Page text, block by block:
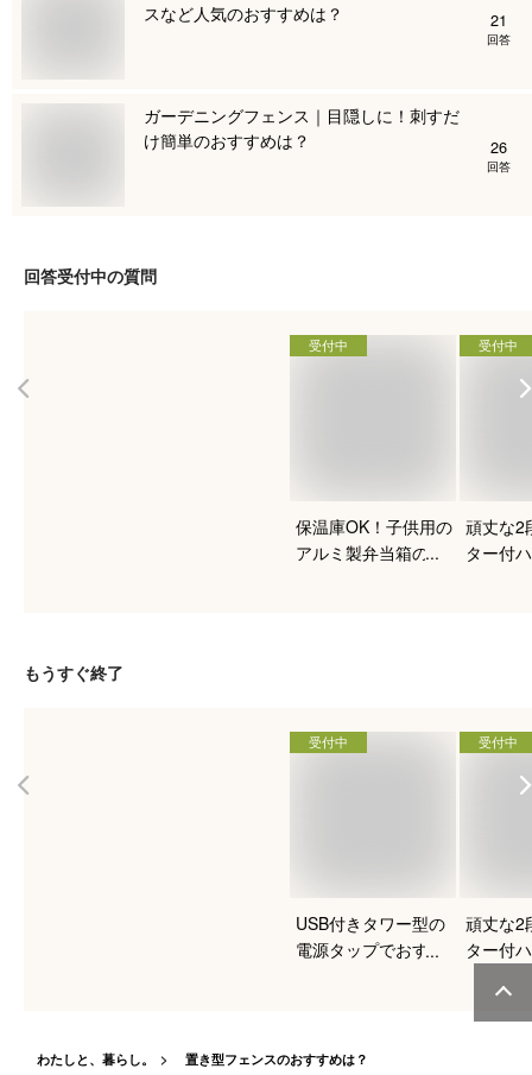
スなど人気のおすすめは？
21
回答
ガーデニングフェンス｜目隠しに！刺すだ
け簡単のおすすめは？
26
回答
回答受付中の質問
受付中
保温庫OK！子供用の
アルミ製弁当箱のお
受付中
頑丈な2
ター付
もうすぐ終了
受付中
USB付きタワー型の
電源タップでおすす
受付中
頑丈な2
ター付
たい！
わたしと、暮らし。 置き型フェンスのおすすめは？